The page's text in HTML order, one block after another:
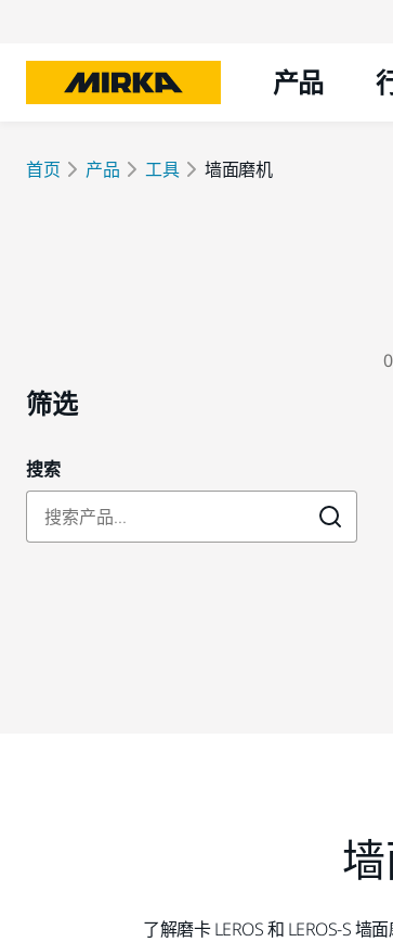
产品
首页 产品 工具 墙面磨机
筛选
搜索
了解磨卡 LEROS 和 LEROS-S